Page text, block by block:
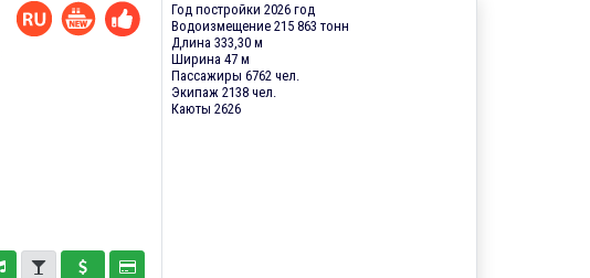
Год постройки 2026 год
Водоизмещение 215 863 тонн
Длина 333,30 м
Ширина 47 м
Пассажиры 6762 чел.
Экипаж 2138 чел.
Каюты 2626